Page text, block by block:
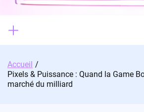
Accueil
Pixels & Puissance : Quand la Game
marché du milliard